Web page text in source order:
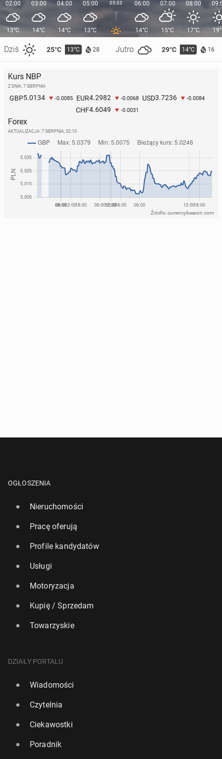
02:00
13°C
Dziś 25°C 13°C 28 Jutro 29°C 14°C 16
03:00
14°C
04:00
14°C
05:00
13°C
05:33 06:00
14°C
07:00
15°C
08:00
17°C
Kurs NBP
Z DNIA: 7 SIERPNIA
GBP5.0134 -0.0085 EUR4.2982 -0.0068 USD3.7236 -0.0084
CHF4.6049 -0.0031
Forex
AKTUALIZACJA: 7 SIERPNIA, 02:10
Źródło: currencybeacon.com
OGŁOSZENIA
Nieruchomości
Pracę oferują
Profile kandydatów
Usługi
Motoryzacja
Kupię / Sprzedam
Towarzyskie
DZIAŁY PORTALU
Wiadomości
Czytelnia
Ciekawostki
Poradnik